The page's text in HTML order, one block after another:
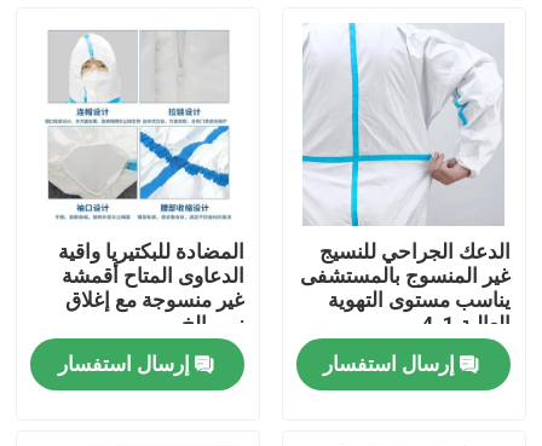
جولة في المعمل
مراقبة الجودة
اطلب اقتباس
ملابس واقية يمكن التخلص منها
الدعك الجراحي للنسيج
غير المنسوج بالمستشفى
يناسب مستوى التهوية
العالية 1-4
إرسال استفسار
المضادة للبكتيريا واقية
الدعاوى المتاح أقمشة
غير منسوجة مع إغلاق
زيبر الخ
إرسال استفسار